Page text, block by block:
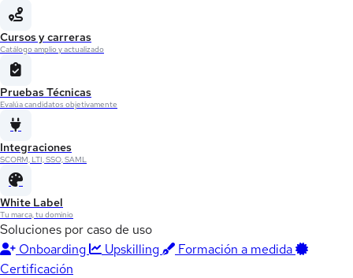
Cursos y carreras
Catálogo amplio y actualizado
Pruebas Técnicas
Evalúa candidatos objetivamente
Integraciones
SCORM, LTI, SSO, SAML
White Label
Tu marca, tu dominio
Soluciones por caso de uso
Onboarding
Upskilling
Formación a medida
Certificación